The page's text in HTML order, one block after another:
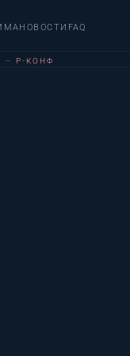
НОВОСТИ FAQ
— Р-КОНФ